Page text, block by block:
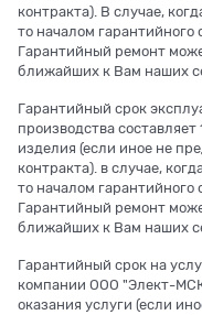
контракта). В случае,
то началом гарантийного
Гарантийный ремонт
ближайших к Вам наших
Гарантийный срок
производства
изделия (если иное не
контракта). в случае,
то началом гарантийного
Гарантийный ремонт
ближайших к Вам наших
Гарантийный срок на
компании ООО "Элект-
оказания услуги (если